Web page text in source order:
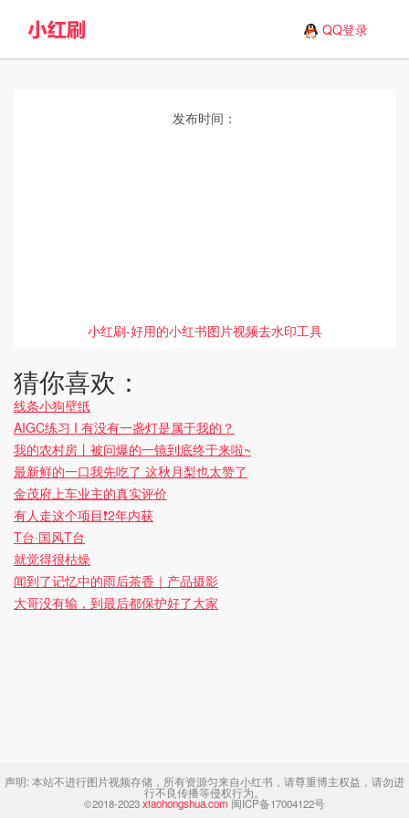
QQ登录
发布时间：
小红刷-好用的小红书图片视频去水印工具
猜你喜欢：
线条小狗壁纸
AIGC练习 I 有没有一盏灯是属于我的？
我的农村房丨被问爆的一镜到底终于来啦~
最新鲜的一口我先吃了 这秋月梨也太赞了
金茂府上车业主的真实评价
有人走这个项目❗️2年内获
T台·国风T台
就觉得很枯燥
闻到了记忆中的雨后茶香｜产品摄影
大哥没有输，到最后都保护好了大家
声明:本站不进行图片视频存储，所有资源匀来自小红书，请尊重博主权益，请勿进
行不良传播等侵权行为。
©2018-2023xiaohongshua.com 闽ICP备17004122号